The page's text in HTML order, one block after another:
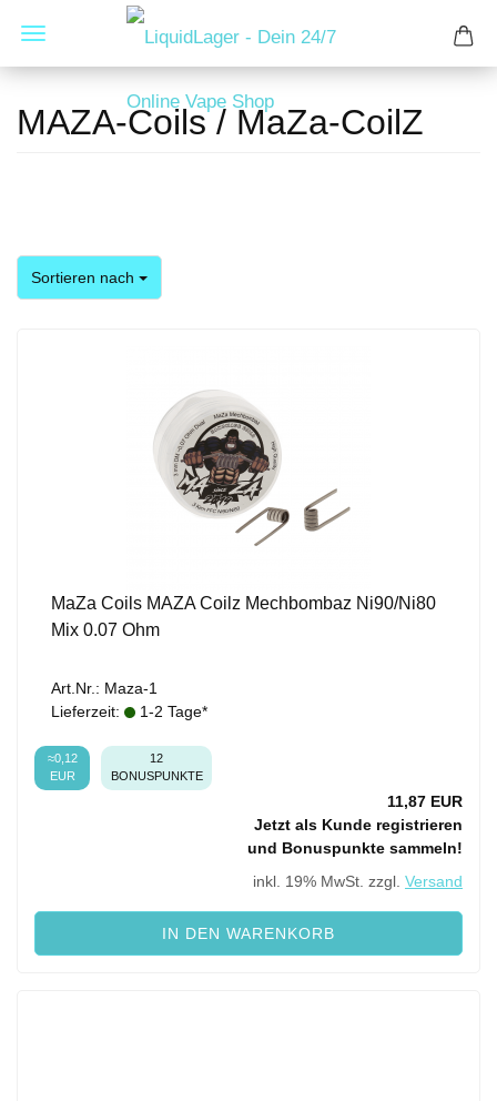
MAZA-Coils / MaZa-CoilZ
Sortieren nach
Sortieren nach
MaZa Coils MAZA Coilz Mechbombaz Ni90/Ni80
Mix 0.07 Ohm
Art.Nr.: Maza-1
Lieferzeit:
1-2 Tage*
12
BONUSPUNKTE
≈0,12
EUR
11,87 EUR
Jetzt als Kunde registrieren
und Bonuspunkte sammeln!
inkl. 19% MwSt. zzgl. Versand
IN DEN WARENKORB